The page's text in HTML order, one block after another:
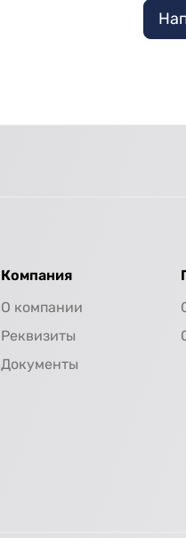
Компания
О компании
Реквизиты
Документы